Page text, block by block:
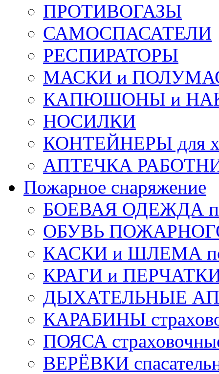
ПРОТИВОГАЗЫ
САМОСПАСАТЕЛИ
РЕСПИРАТОРЫ
МАСКИ и
КАПЮШОНЫ и
НОСИЛКИ
КОНТЕЙНЕРЫ для
АПТЕЧКА
Пожарное снаряжение
БОЕВАЯ ОДЕЖДА
ОБУВЬ
КАСКИ и ШЛЕМА
КРАГИ и ПЕРЧАТКИ
ДЫХАТЕЛЬНЫЕ
КАРАБИНЫ
ПОЯСА
ВЕРЁВКИ